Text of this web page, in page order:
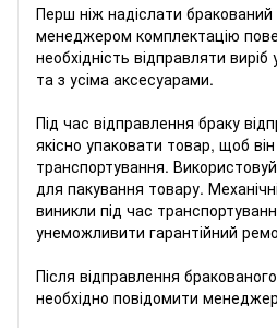
Перш ніж надіслати бракований
менеджером комплектацію
необхідність відправляти виріб
та з усіма аксесуарами.
Під час відправлення браку
якісно упаковати товар, щоб
транспортування.
для пакування товару.
виникли під час
унеможливити гарантійний
Після відправлення
необхідно повідомити